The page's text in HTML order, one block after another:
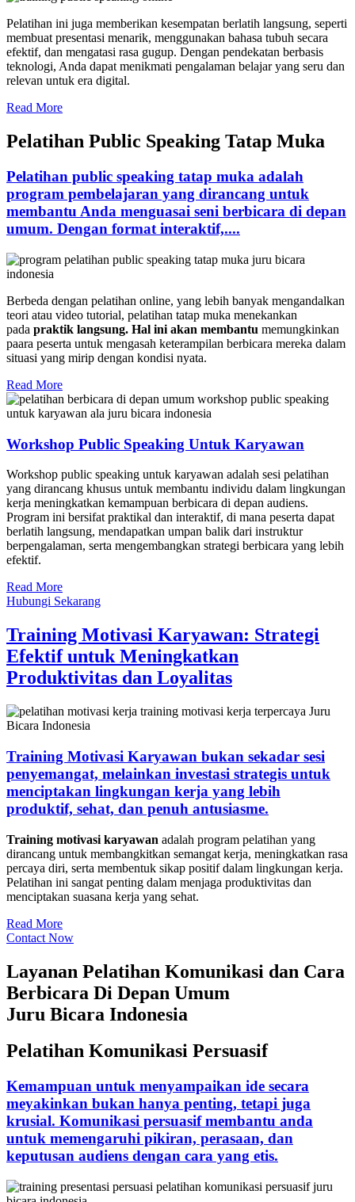
Pelatihan ini juga memberikan kesempatan berlatih langsung, seperti
membuat presentasi menarik, menggunakan bahasa tubuh secara
efektif, dan mengatasi rasa gugup. Dengan pendekatan berbasis
teknologi, Anda dapat menikmati pengalaman belajar yang seru dan
relevan untuk era digital.
Read More
Pelatihan Public Speaking Tatap Muka
Pelatihan public speaking tatap muka adalah
program pembelajaran yang dirancang untuk
membantu Anda menguasai seni berbicara di depan
umum. Dengan format interaktif,....
Berbeda dengan pelatihan online, yang lebih banyak mengandalkan
teori atau video tutorial, pelatihan tatap muka menekankan
pada praktik langsung. Hal ini akan membantu memungkinkan
paara peserta untuk mengasah keterampilan berbicara mereka dalam
situasi yang mirip dengan kondisi nyata.
Read More
Workshop Public Speaking Untuk Karyawan
Workshop public speaking untuk karyawan adalah sesi pelatihan
yang dirancang khusus untuk membantu individu dalam lingkungan
kerja meningkatkan kemampuan berbicara di depan audiens.
Program ini bersifat praktikal dan interaktif, di mana peserta dapat
berlatih langsung, mendapatkan umpan balik dari instruktur
berpengalaman, serta mengembangkan strategi berbicara yang lebih
efektif.
Read More
Hubungi Sekarang
Training Motivasi Karyawan: Strategi
Efektif untuk Meningkatkan
Produktivitas dan Loyalitas
Training Motivasi Karyawan bukan sekadar sesi
penyemangat, melainkan investasi strategis untuk
menciptakan lingkungan kerja yang lebih
produktif, sehat, dan penuh antusiasme.
Training motivasi karyawan adalah program pelatihan yang
dirancang untuk membangkitkan semangat kerja, meningkatkan rasa
percaya diri, serta membentuk sikap positif dalam lingkungan kerja.
Pelatihan ini sangat penting dalam menjaga produktivitas dan
menciptakan suasana kerja yang sehat.
Read More
Contact Now
Layanan Pelatihan Komunikasi dan Cara
Berbicara Di Depan Umum
Juru Bicara Indonesia
Pelatihan Komunikasi Persuasif
Kemampuan untuk menyampaikan ide secara
meyakinkan bukan hanya penting, tetapi juga
krusial. Komunikasi persuasif membantu anda
untuk memengaruhi pikiran, perasaan, dan
keputusan audiens dengan cara yang etis.